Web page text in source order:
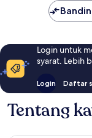
Login untuk
syarat. Lebih
Login Daftar
Tentang